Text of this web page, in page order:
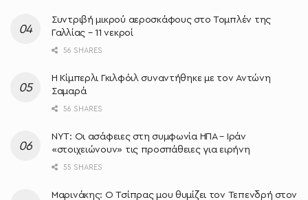
Συντριβή μικρού αεροσκάφους στο Τομπλέν της
Γαλλίας – 11 νεκροί
56 SHARES
Η Κίμπερλι Γκιλφόιλ συναντήθηκε με τον Αντώνη
Σαμαρά
56 SHARES
NYT: Οι ασάφειες στη συμφωνία ΗΠΑ – Ιράν
«στοιχειώνουν» τις προσπάθειες για ειρήνη
55 SHARES
Μαρινάκης: Ο Τσίπρας μου θυμίζει τον Τεπενδρή στον